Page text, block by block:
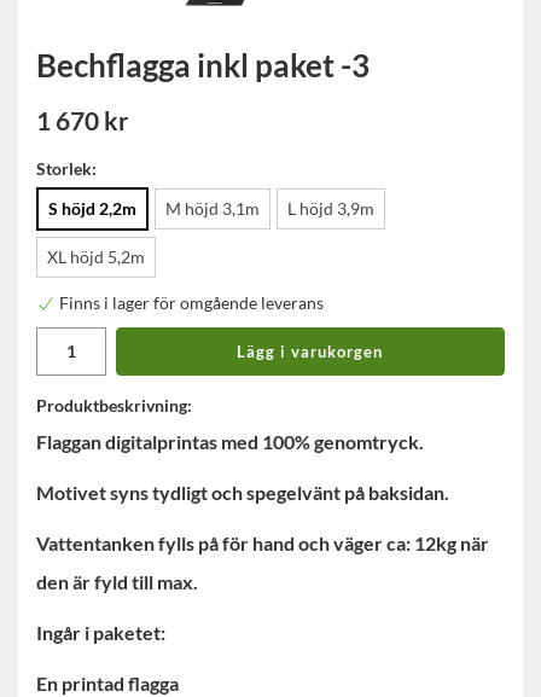
Bechflagga inkl paket -3
1 670 kr
Storlek:
S höjd 2,2m
M höjd 3,1m L höjd 3,9m
XL höjd 5,2m
Finns i lager för omgående leverans
Lägg i varukorgen
Produktbeskrivning:
Flaggan digitalprintas med 100% genomtryck.
Motivet syns tydligt och spegelvänt på baksidan.
Vattentanken fylls på för hand och väger ca: 12kg när
den är fyld till max.
Ingår i paketet:
En printad flagga